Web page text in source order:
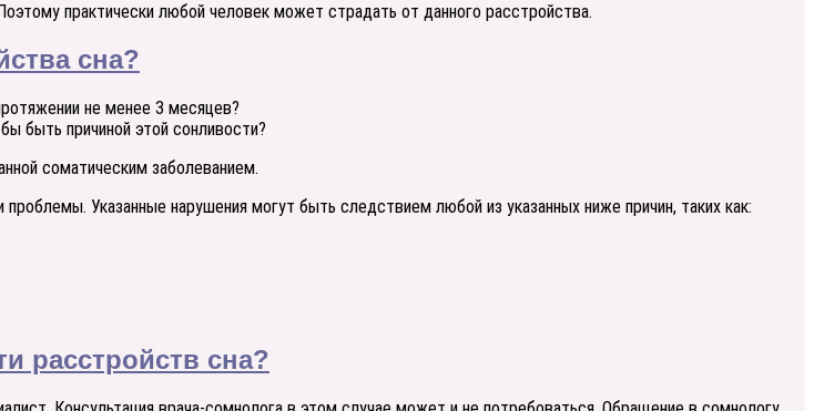
практически любой человек может страдать от данного расстройства.
сна?
не менее 3 месяцев?
быть причиной этой сонливости?
соматическим заболеванием.
Указанные нарушения могут быть следствием любой из указанных ниже причин, таких как:
расстройств сна?